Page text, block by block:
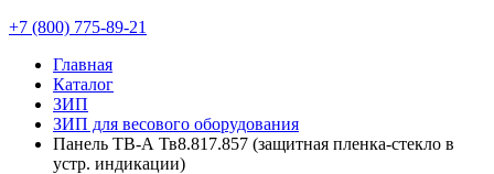
+7 (800) 775-89-21
Главная
Каталог
ЗИП
ЗИП для весового оборудования
Панель ТВ-А Тв8.817.857 (защитная пленка-стекло в
устр. индикации)